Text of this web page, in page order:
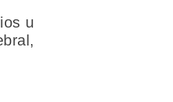
u